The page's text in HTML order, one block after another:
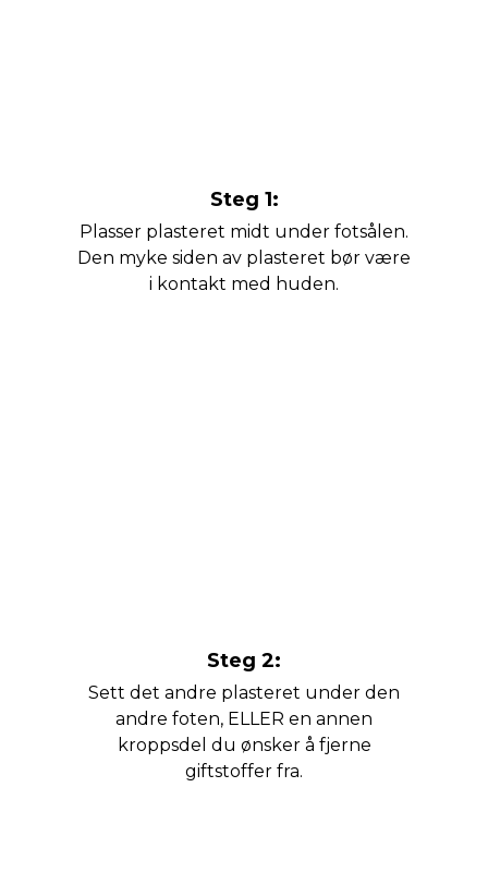
Steg 1:
Plasser plasteret midt under fotsålen.
Den myke siden av plasteret bør være
i kontakt med huden.
Steg 2:
Sett det andre plasteret under den
andre foten, ELLER en annen
kroppsdel du ønsker å fjerne
giftstoffer fra.